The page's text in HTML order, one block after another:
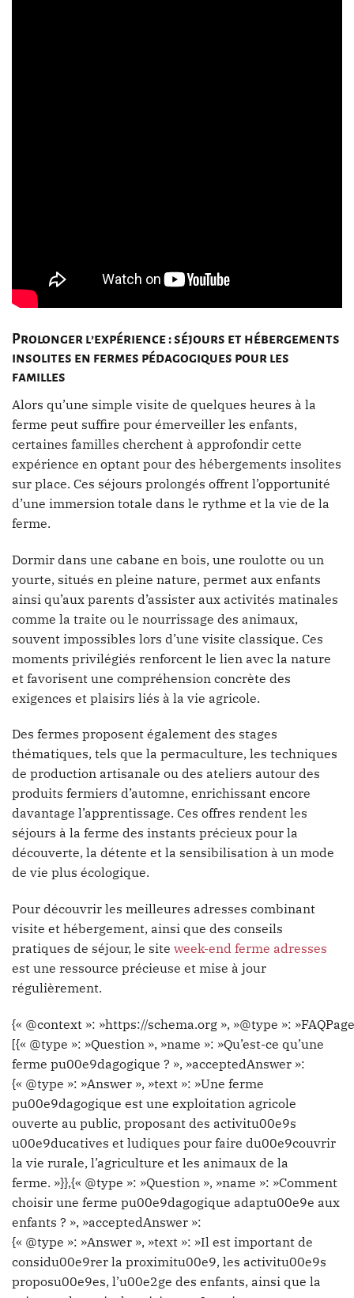
Prolonger l’expérience : séjours et hébergements
insolites en fermes pédagogiques pour les
familles
Alors qu’une simple visite de quelques heures à la
ferme peut suffire pour émerveiller les enfants,
certaines familles cherchent à approfondir cette
expérience en optant pour des hébergements insolites
sur place. Ces séjours prolongés offrent l’opportunité
d’une immersion totale dans le rythme et la vie de la
ferme.
Dormir dans une cabane en bois, une roulotte ou un
yourte, situés en pleine nature, permet aux enfants
ainsi qu’aux parents d’assister aux activités matinales
comme la traite ou le nourrissage des animaux,
souvent impossibles lors d’une visite classique. Ces
moments privilégiés renforcent le lien avec la nature
et favorisent une compréhension concrète des
exigences et plaisirs liés à la vie agricole.
Des fermes proposent également des stages
thématiques, tels que la permaculture, les techniques
de production artisanale ou des ateliers autour des
produits fermiers d’automne, enrichissant encore
davantage l’apprentissage. Ces offres rendent les
séjours à la ferme des instants précieux pour la
découverte, la détente et la sensibilisation à un mode
de vie plus écologique.
Pour découvrir les meilleures adresses combinant
visite et hébergement, ainsi que des conseils
pratiques de séjour, le site week-end ferme adresses
est une ressource précieuse et mise à jour
régulièrement.
{« @context »: »https://schema.org », »@type »:
[{« @type »: »Question », »name »: »Qu’est-ce qu’une
ferme pu00e9dagogique ? », »acceptedAnswer »:
{« @type »: »Answer », »text »: »Une ferme
pu00e9dagogique est une exploitation agricole
ouverte au public, proposant des activitu00e9s
u00e9ducatives et ludiques pour faire du00e9couvrir
la vie rurale, l’agriculture et les animaux de la
ferme. »}},{« @type »: »Question », »name »: »Comment
choisir une ferme pu00e9dagogique adaptu00e9e aux
enfants ? », »acceptedAnswer »:
{« @type »: »Answer », »text »: »Il est important de
considu00e9rer la proximitu00e9, les activitu00e9s
proposu00e9es, l’u00e2ge des enfants, ainsi que la